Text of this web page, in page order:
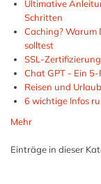
Ultimative
Schritten
Caching? Warum
solltest
SSL-
Chat GPT - Ein
Reisen und Urlaub
6 wichtige Infos
Mehr
Einträge in dieser